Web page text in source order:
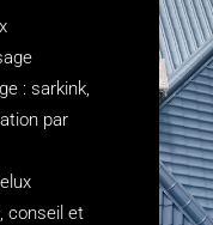
: sarkink,
par
conseil et